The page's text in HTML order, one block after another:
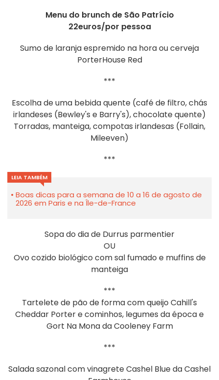
Menu do brunch de São Patrício
22euros/por pessoa
Sumo de laranja espremido na hora ou cerveja
PorterHouse Red
***
Escolha de uma bebida quente (café de filtro, chás
irlandeses (Bewley's e Barry's), chocolate quente)
Torradas, manteiga, compotas irlandesas (Follain,
Mileeven)
***
LEIA TAMBÉM
Boas dicas para a semana de 10 a 16 de agosto de
2026 em Paris e na Île-de-France
Sopa do dia de Durrus parmentier
OU
Ovo cozido biológico com sal fumado e muffins de
manteiga
***
Tartelete de pão de forma com queijo Cahill's
Cheddar Porter e cominhos, legumes da época e
Gort Na Mona da Cooleney Farm
***
Salada sazonal com vinagrete Cashel Blue da Cashel